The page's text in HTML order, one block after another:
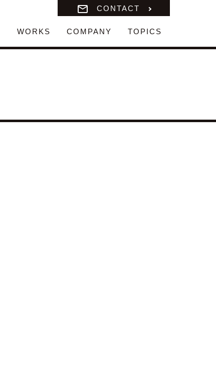
WORKS COMPANY TOPICS
CONTACT